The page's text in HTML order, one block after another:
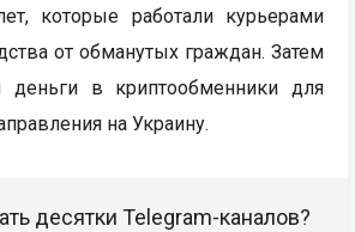
которые работали курьерами
от обманутых граждан. Затем
деньги в криптообменники для
на Украину.
десятки Telegram-каналов?